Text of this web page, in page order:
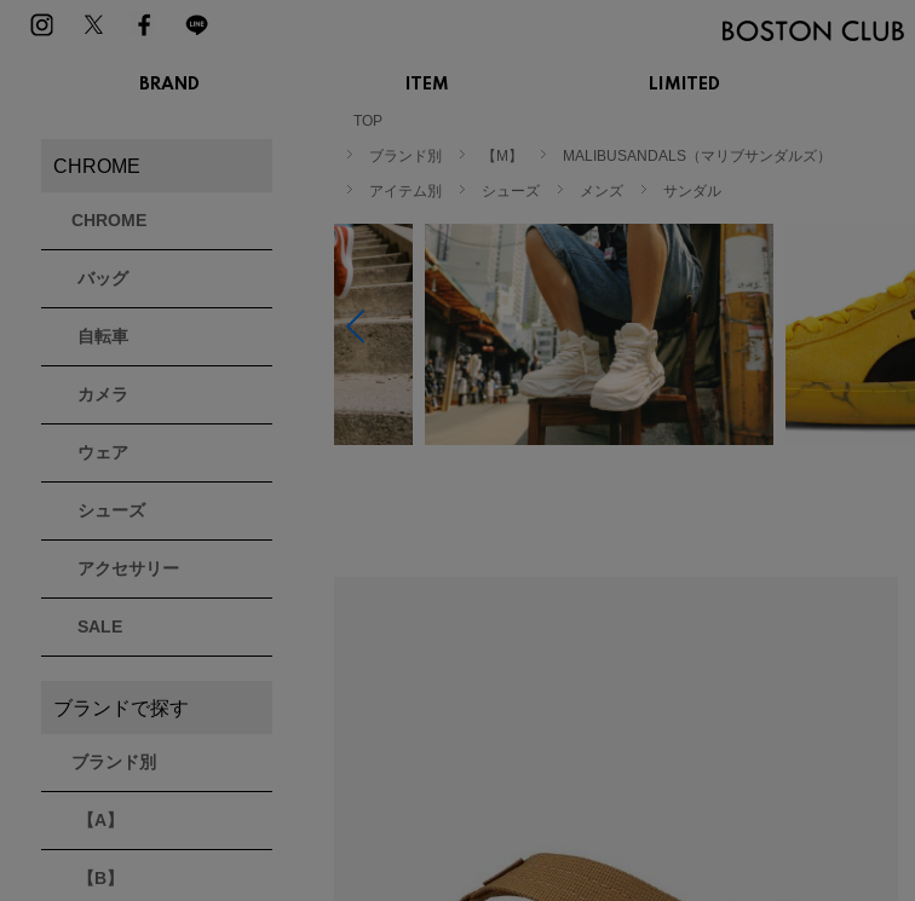
BRAND
BIRKENSTOCK
BMZ
ビーエムゼット
BROOKS
CHROME
クローム
ドクターマーチン
Flower MOUNTAIN
フラワーマウンテン
hummel
ヒュンメル
INOV8
イノヴェイト
カルフ
MOUTH
native shoes
new balance
ニューバランス
NIKE
ナイキ
Northwave
ノースウェーブ
OAKLEY
オークリー
パトリック
プロケッズ
THULE
ITEM
サンダル
トレッキングシューズ
アウター
パンツ
帽子
ソックス
アクセサリー
スニーカー
ブーツ
トレッキングシューズ
ルームシューズ
アウター
トップス
パンツ
ソックス
LIMITED
TOP
ブランド別 【M】 MALIBUSANDALS（マリブサンダルズ）
アイテム別 シューズ メンズ サンダル
CHROME
CHROME
バッグ
自転車
カメラ
ウェア
シューズ
アクセサリー
SALE
ブランドで探す
ブランド別
【A】
【B】